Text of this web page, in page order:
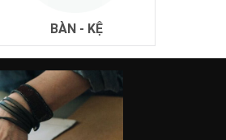
BÀN - KỆ